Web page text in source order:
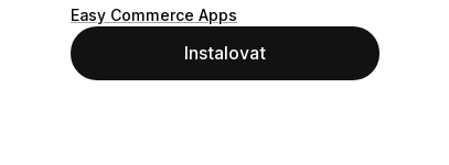
Easy Commerce Apps
Instalovat